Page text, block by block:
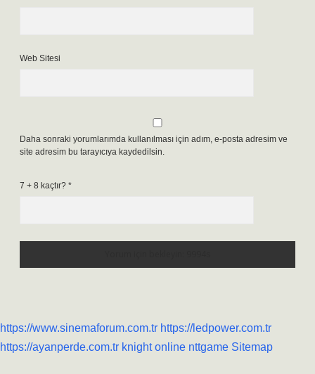
Web Sitesi
Daha sonraki yorumlarımda kullanılması için adım, e-posta adresim ve
site adresim bu tarayıcıya kaydedilsin.
7 + 8 kaçtır? *
https://www.sinemaforum.com.tr https://ledpower.com.tr
https://ayanperde.com.tr knight online nttgame Sitemap